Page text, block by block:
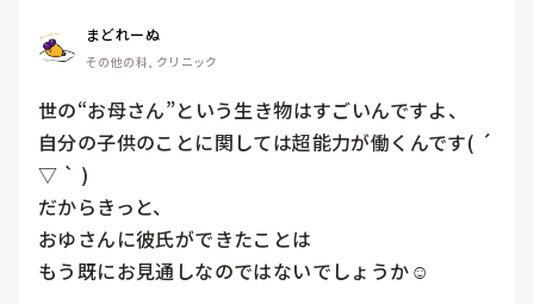
まどれーぬ
その他の科, クリニック
世の“お母さん”という生き物はすごいんですよ、
自分の子供のことに関しては超能力が働くんです( ´
▽ ` )
だからきっと、
おゆさんに彼氏ができたことは
もう既にお見通しなのではないでしょうか☺️